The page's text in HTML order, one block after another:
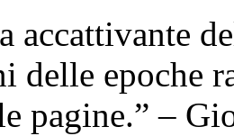
accattivante
delle epoche
pagine.” –